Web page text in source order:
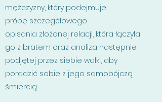
mężczyzny, który podejmuje
próbę szczegółowego
opisania złożonej relacji, która łączyła
go z bratem oraz analiza następnie
podjętej przez siebie walki, aby
poradzić sobie z jego samobójczą
śmiercią.